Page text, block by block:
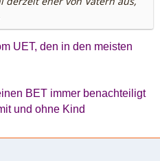
UET, den in den meisten
BET immer benachteiligt
und ohne Kind